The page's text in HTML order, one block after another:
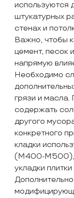
используются
штукатурных
стенах и
Важно, чтобы
цемент, песок
напрямую
Необходимо
грязи и
содержать
другого
конкретного
кладки
(М400-М500),
укладки